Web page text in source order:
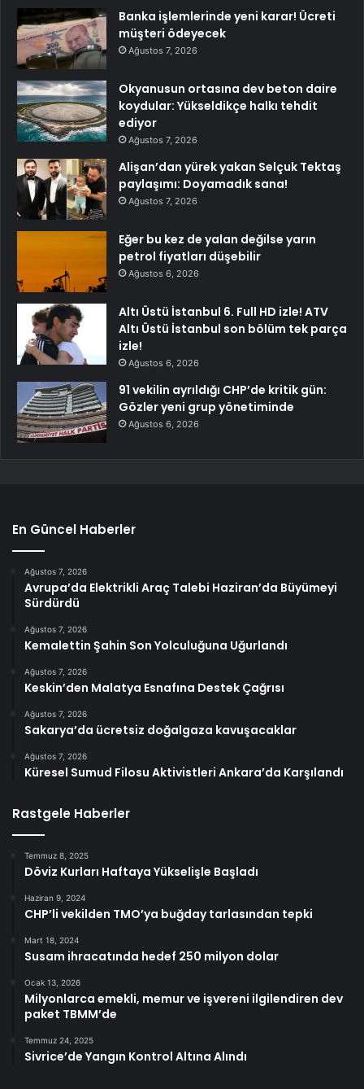
Banka işlemlerinde yeni karar! Ücreti
müşteri ödeyecek
Ağustos 7, 2026
Okyanusun ortasına dev beton daire
koydular: Yükseldikçe halkı tehdit
ediyor
Ağustos 7, 2026
Alişan’dan yürek yakan Selçuk Tektaş
paylaşımı: Doyamadık sana!
Ağustos 7, 2026
Eğer bu kez de yalan değilse yarın
petrol fiyatları düşebilir
Ağustos 6, 2026
Altı Üstü İstanbul 6. Full HD izle! ATV
Altı Üstü İstanbul son bölüm tek parça
izle!
Ağustos 6, 2026
91 vekilin ayrıldığı CHP’de kritik gün:
Gözler yeni grup yönetiminde
Ağustos 6, 2026
En Güncel Haberler
Ağustos 7, 2026
Avrupa’da Elektrikli Araç Talebi Haziran’da Büyümeyi
Sürdürdü
Ağustos 7, 2026
Kemalettin Şahin Son Yolculuğuna Uğurlandı
Ağustos 7, 2026
Keskin’den Malatya Esnafına Destek Çağrısı
Ağustos 7, 2026
Sakarya’da ücretsiz doğalgaza kavuşacaklar
Ağustos 7, 2026
Küresel Sumud Filosu Aktivistleri Ankara’da Karşılandı
Rastgele Haberler
Temmuz 8, 2025
Döviz Kurları Haftaya Yükselişle Başladı
Haziran 9, 2024
CHP’li vekilden TMO’ya buğday tarlasından tepki
Mart 18, 2024
Susam ihracatında hedef 250 milyon dolar
Ocak 13, 2026
Milyonlarca emekli, memur ve işvereni ilgilendiren dev
paket TBMM’de
Temmuz 24, 2025
Sivrice’de Yangın Kontrol Altına Alındı